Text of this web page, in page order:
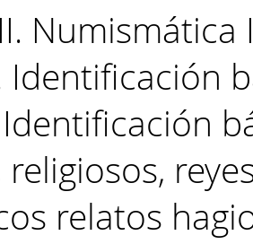
Numismática
Identificación
Identificación
relatos